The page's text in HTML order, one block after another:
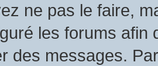
ne pas le faire,
les forums afin
des messages.